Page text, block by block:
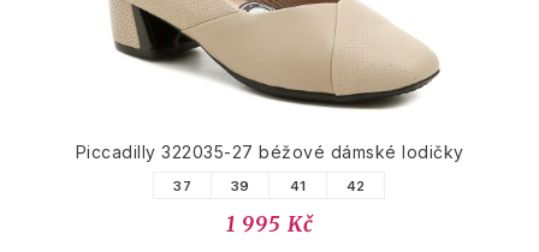
Piccadilly 322035-27 béžové dámské lodičky
37 39 41 42
1 995 Kč